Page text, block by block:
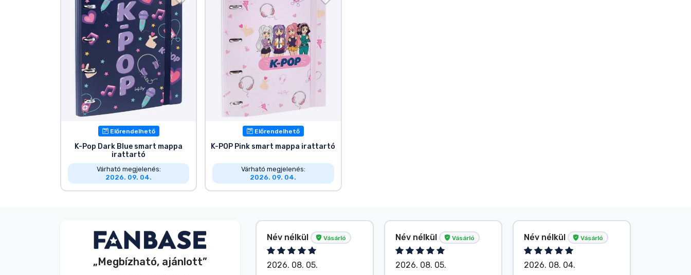
Előrendelhető
K-Pop Dark Blue smart mappa
irattartó
Várható megjelenés:
2026. 09. 04.
Előrendelhető
K-POP Pink smart mappa irattartó
Várható megjelenés:
2026. 09. 04.
„Megbízható, ajánlott”
E. Hipságh Vásárló
2026. 08. 06.
Név nélkül Vásárló
2026. 08. 05.
Név nélkül Vásárló
2026. 08. 05.
Név nélkül Vásárló
2026. 08. 04.
Szállítás és fizetés
Sorozatos cuccok
Filmes cuccok
Mesés cuccok
Sportos cuccok